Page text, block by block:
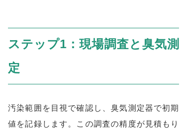
ステップ1：現場調査と臭気測
定
汚染範囲を目視で確認し、臭気測定器で初期
値を記録します。この調査の精度が見積もり